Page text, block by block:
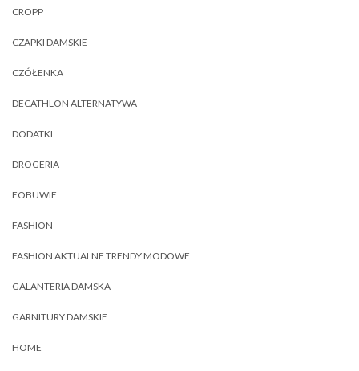
CROPP
CZAPKI DAMSKIE
CZÓŁENKA
DECATHLON ALTERNATYWA
DODATKI
DROGERIA
EOBUWIE
FASHION
FASHION AKTUALNE TRENDY MODOWE
GALANTERIA DAMSKA
GARNITURY DAMSKIE
HOME